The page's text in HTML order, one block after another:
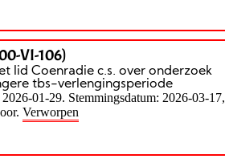
VI-106)
lid Coenradie c.s. over onderzoek
tbs-verlengingsperiode
01-29. Stemmingsdatum: 2026-03-17,
Verworpen